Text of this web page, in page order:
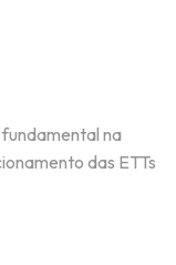
na
das ETTs